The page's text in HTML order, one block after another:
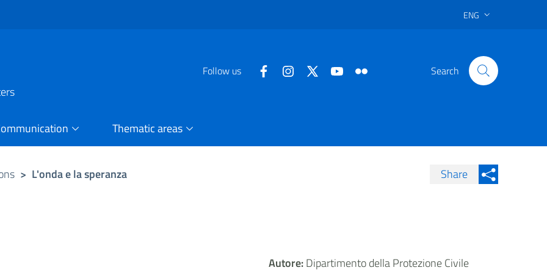
ENG
Follow us Search
Thematic areas
> L'onda e la speranza
Share
Autore:Dipartimento della Protezione Civile